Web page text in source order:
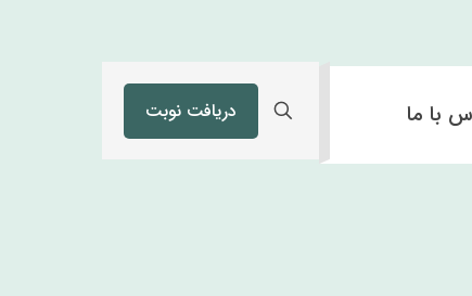
با ما دریافت نوبت